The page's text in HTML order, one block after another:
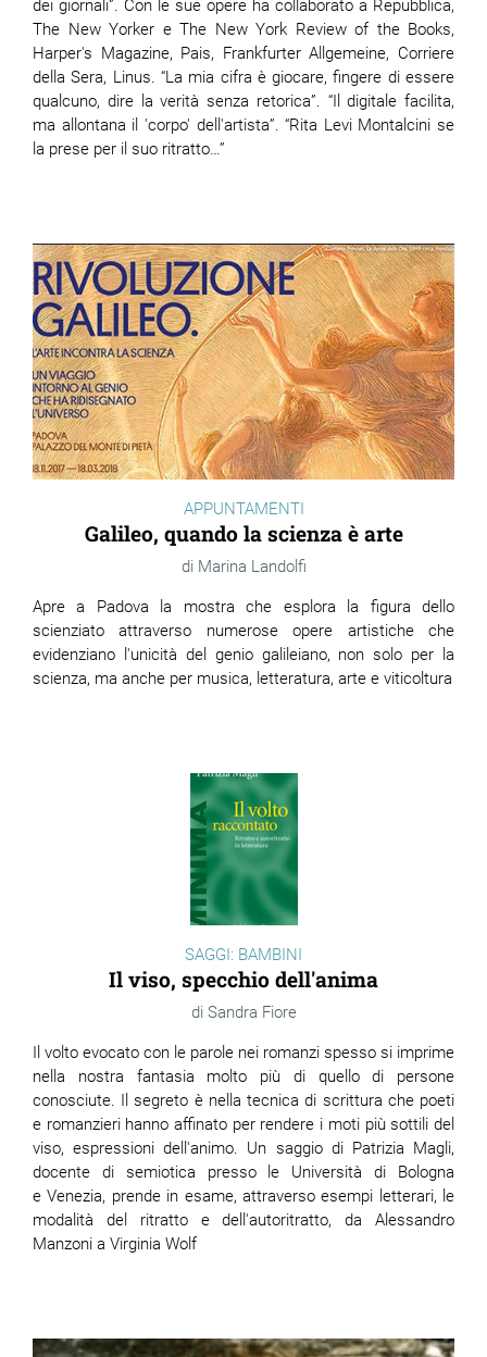
dei giornali”. Con le sue opere ha collaborato a Repubblica,
The New Yorker e The New York Review of the Books,
Harper's Magazine, Pais, Frankfurter Allgemeine, Corriere
della Sera, Linus. “La mia cifra è giocare, fingere di essere
qualcuno, dire la verità senza retorica”. “Il digitale facilita,
ma allontana il 'corpo' dell'artista”. “Rita Levi Montalcini se
la prese per il suo ritratto…”
APPUNTAMENTI
Galileo, quando la scienza è arte
Marina Landolfi
Apre a Padova la mostra che esplora la figura dello
scienziato attraverso numerose opere artistiche che
evidenziano l'unicità del genio galileiano, non solo per la
scienza, ma anche per musica, letteratura, arte e viticoltura
SAGGI: BAMBINI
Il viso, specchio dell'anima
Sandra Fiore
Il volto evocato con le parole nei romanzi spesso si imprime
nella nostra fantasia molto più di quello di persone
conosciute. Il segreto è nella tecnica di scrittura che poeti
e romanzieri hanno affinato per rendere i moti più sottili del
viso, espressioni dell'animo. Un saggio di Patrizia Magli,
docente di semiotica presso le Università di Bologna
e Venezia, prende in esame, attraverso esempi letterari, le
modalità del ritratto e dell'autoritratto, da Alessandro
Manzoni a Virginia Wolf